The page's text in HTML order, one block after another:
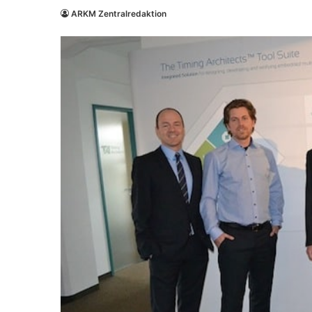
ARKM Zentralredaktion